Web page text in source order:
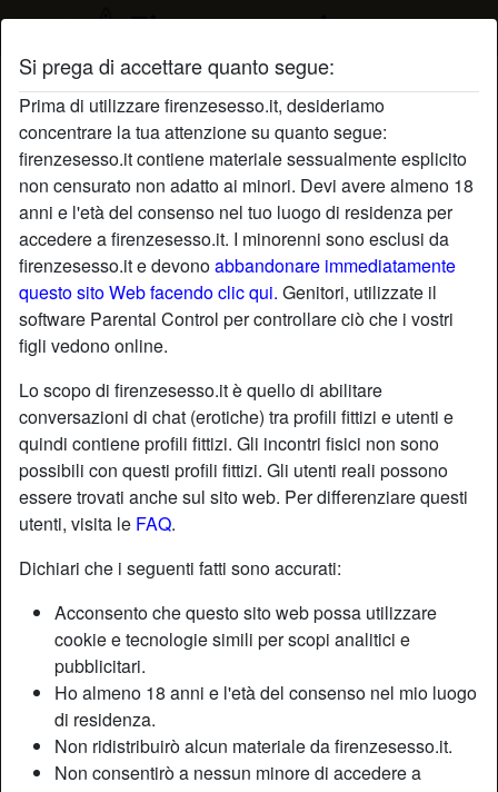
Si prega di accettare quanto segue:
Prima di utilizzare firenzesesso.it, desideriamo
concentrare la tua attenzione su quanto segue:
firenzesesso.it contiene materiale sessualmente esplicito
non censurato non adatto ai minori. Devi avere almeno 18
anni e l'età del consenso nel tuo luogo di residenza per
accedere a firenzesesso.it. I minorenni sono esclusi da
firenzesesso.it e devonoabbandonare immediatamente
questo sito Web facendo clic qui. Genitori, utilizzate il
software Parental Control per controllare ciò che i vostri
figli vedono online.
Lo scopo di firenzesesso.it è quello di abilitare
conversazioni di chat (erotiche) tra profili fittizi e utenti e
quindi contiene profili fittizi. Gli incontri fisici non sono
possibili con questi profili fittizi. Gli utenti reali possono
essere trovati anche sul sito web. Per differenziare questi
utenti, visita le FAQ.
Dichiari che i seguenti fatti sono accurati:
Acconsento che questo sito web possa utilizzare
cookie e tecnologie simili per scopi analitici e
pubblicitari.
Ho almeno 18 anni e l'età del consenso nel mio luogo
di residenza.
Non ridistribuirò alcun materiale da firenzesesso.it.
Non consentirò a nessun minore di accedere a
Profilo di orsaBianca
star Aggiungi chatChatta adesso
Nickname:
OrsaBianca
Paese:
Italia
Provincia:
Forlì-Cesena
Sesso:
Donna
Sessualità:
Relazione:
Single
Colore dei capelli:
Scuro